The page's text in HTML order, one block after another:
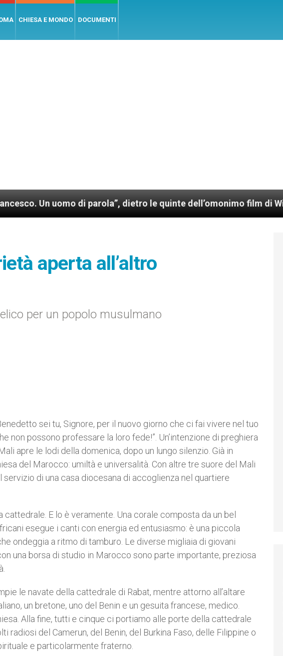
CHIESA E MONDO DOCUMENTI
uomo di parola”, dietro le quinte dell’omonimo film di Wim Wenders
aperta all’altro
per un popolo musulmano
sei tu, Signore, per il nuovo giorno che ci fai vivere nel tuo
non possono professare la loro fede!”. Un’intenzione di preghiera
apre le lodi della domenica, dopo un lungo silenzio. Già in
del Marocco: umiltà e universalità. Con altre tre suore del Mali
servizio di una casa diocesana di accoglienza nel quartiere
E lo è veramente. Una corale composta da un bel
esegue i canti con energia ed entusiasmo: è una piccola
ondeggia a ritmo di tamburo. Le diverse migliaia di giovani
una borsa di studio in Marocco sono parte importante, preziosa
le navate della cattedrale di Rabat, mentre attorno all’altare
un bretone, uno del Benin e un gesuita francese, medico.
Alla fine, tutti e cinque ci portiamo alle porte della cattedrale
radiosi del Camerun, del Benin, del Burkina Faso, delle Filippine o
e particolarmente fraterno.